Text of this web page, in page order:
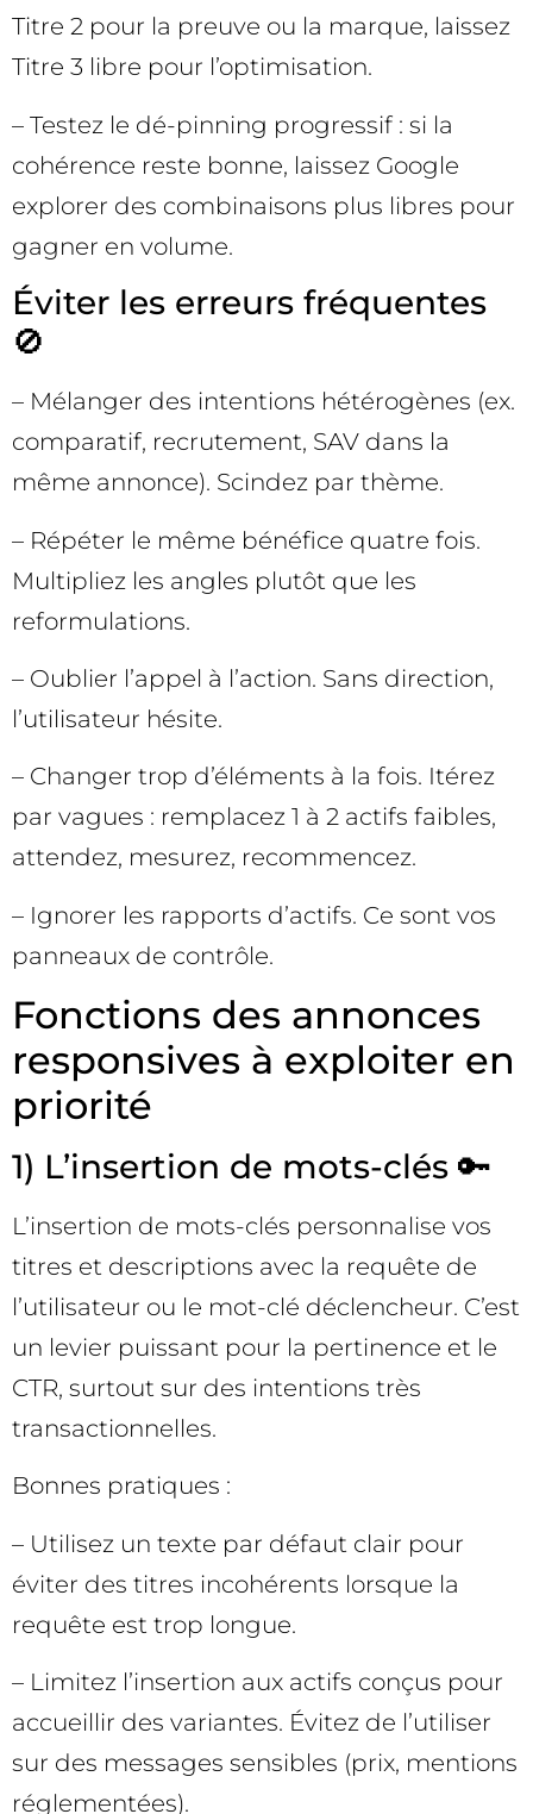
Titre 2 pour la preuve ou la marque, laissez
Titre 3 libre pour l’optimisation.
– Testez le dé-pinning progressif : si la
cohérence reste bonne, laissez Google
explorer des combinaisons plus libres pour
gagner en volume.
Éviter les erreurs fréquentes
🚫
– Mélanger des intentions hétérogènes (ex.
comparatif, recrutement, SAV dans la
même annonce). Scindez par thème.
– Répéter le même bénéfice quatre fois.
Multipliez les angles plutôt que les
reformulations.
– Oublier l’appel à l’action. Sans direction,
l’utilisateur hésite.
– Changer trop d’éléments à la fois. Itérez
par vagues : remplacez 1 à 2 actifs faibles,
attendez, mesurez, recommencez.
– Ignorer les rapports d’actifs. Ce sont vos
panneaux de contrôle.
Fonctions des annonces
responsives à exploiter en
priorité
1) L’insertion de mots-clés 🔑
L’insertion de mots-clés personnalise vos
titres et descriptions avec la requête de
l’utilisateur ou le mot-clé déclencheur. C’est
un levier puissant pour la pertinence et le
CTR, surtout sur des intentions très
transactionnelles.
Bonnes pratiques :
– Utilisez un texte par défaut clair pour
éviter des titres incohérents lorsque la
requête est trop longue.
– Limitez l’insertion aux actifs conçus pour
accueillir des variantes. Évitez de l’utiliser
sur des messages sensibles (prix, mentions
réglementées).